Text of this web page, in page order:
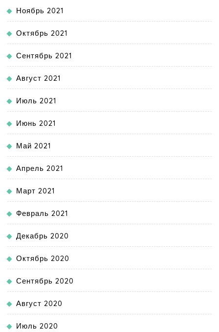
Ноябрь 2021
Октябрь 2021
Сентябрь 2021
Август 2021
Июль 2021
Июнь 2021
Май 2021
Апрель 2021
Март 2021
Февраль 2021
Декабрь 2020
Октябрь 2020
Сентябрь 2020
Август 2020
Июль 2020